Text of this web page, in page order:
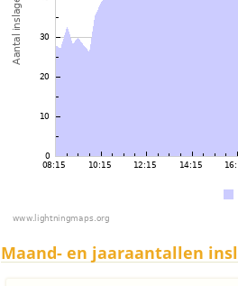
Maand- en jaaraantallen